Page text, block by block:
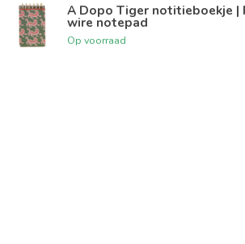
A Dopo Tiger notitieboekje |
wire notepad
Op voorraad